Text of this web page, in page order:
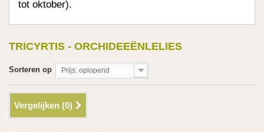
tot oktober).
TRICYRTIS - ORCHIDEEËNLELIES
Sorteren op Prijs: oplopend
Vergelijken (0)